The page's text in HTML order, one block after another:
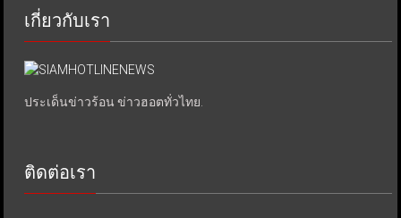
เกี่ยวกับเรา
ประเด็นข่าวร้อน ข่าวฮอตทั่วไทย.
ติดต่อเรา